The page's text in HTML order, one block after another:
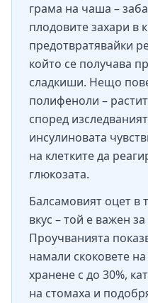
грама на чаша –
плодовите захари в
предотвратявайки
който се получава
сладкиши. Нещо
полифеноли –
според
инсулиновата
на клетките да
глюкозата.
Балсамовият оцет в
вкус – той е важен
Проучванията
намали скоковете
хранене с до 30%,
на стомаха и